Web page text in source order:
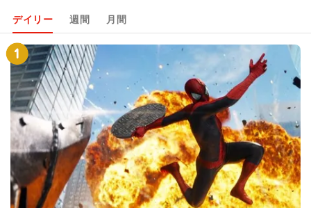
デイリー 週間 月間